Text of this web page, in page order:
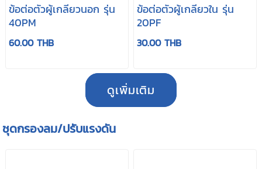
ข้อต่อตัวผู้เกลียวนอก รุ่น
40PM
60.00 THB
ข้อต่อตัวผู้เกลียวใน รุ่น
20PF
30.00 THB
ดูเพิ่มเติม
ชุดกรองลม/ปรับแรงดัน